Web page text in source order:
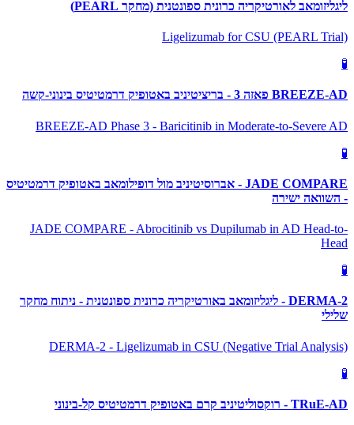
ליגליזומאב לאורטיקריה כרונית ספונטנית (מחקר PEARL)
Ligelizumab for CSU (PEARL Trial)
🧪
BREEZE-AD פאזה 3 - בריציטיניב באטופיק דרמטיטיס בינוני-קשה
BREEZE-AD Phase 3 - Baricitinib in Moderate-to-Severe AD
🧪
JADE COMPARE - אברוסיטיניב מול דופילומאב באטופיק דרמטיטיס
- השוואה ישירה
JADE COMPARE - Abrocitinib vs Dupilumab in AD Head-to-
Head
🧪
DERMA-2 - ליגליזומאב באורטיקריה כרונית ספונטנית - ניתוח מחקר
שלילי
DERMA-2 - Ligelizumab in CSU (Negative Trial Analysis)
🧪
TRuE-AD - רוקסוליטיניב קרם באטופיק דרמטיטיס קל-בינוני